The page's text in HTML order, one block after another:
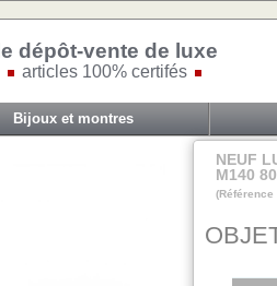
le dépôt-vente de luxe
articles 100% certifés
Bijoux et montres
NEUF
M140
(Référence